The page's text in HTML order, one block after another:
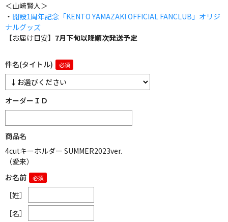
＜山﨑賢人＞
・ 開設1周年記念「KENTO YAMAZAKI OFFICIAL FANCLUB」オリジ
ナルグッズ
【お届け目安】 7月下旬以降順次発送予定
件名(タイトル)
オーダーＩＤ
商品名
4cutキーホルダー SUMMER2023ver.
（愛来）
お名前
［姓］
［名］